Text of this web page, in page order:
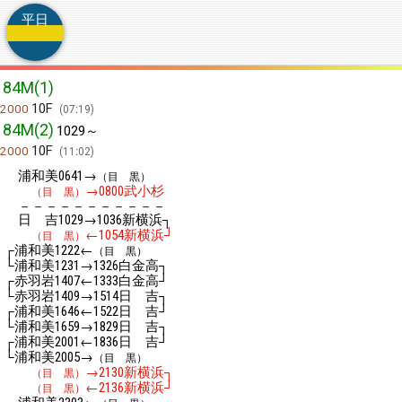
平日
84M(1)
2000 10F 07:19
84M(2) 1029～
2000 10F 11:02
浦和美0641 → （目 黒）
（目 黒） →0800武小杉
－－－－－－－－－－－
日 吉1029→1036新横浜┐
（目 黒） ←1054新横浜┘
┌浦和美1222← （目 黒）
└浦和美1231 →1326白金高┐
┌赤羽岩1407←1333白金高┘
└赤羽岩1409→1514日 吉┐
┌浦和美1646←1522日 吉┘
└浦和美1659→1829日 吉┐
┌浦和美2001 ←1836日 吉┘
└浦和美2005→ （目 黒）
（目 黒） →2130新横浜┐
（目 黒） ←2136新横浜┘